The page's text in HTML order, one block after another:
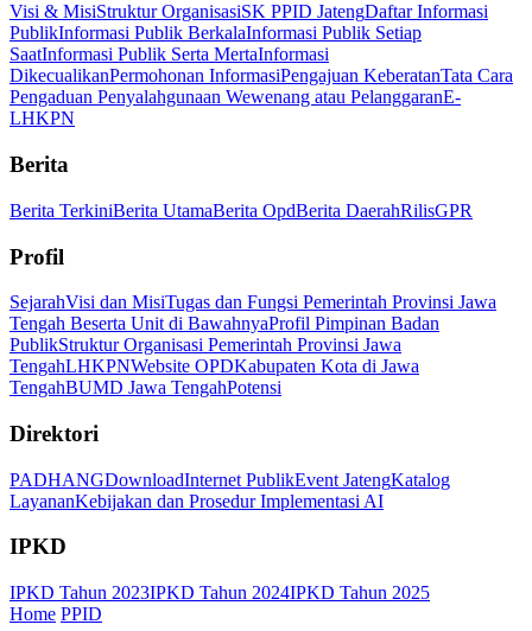
Visi & MisiStruktur OrganisasiSK PPID JatengDaftar Informasi
PublikInformasi Publik BerkalaInformasi Publik Setiap
SaatInformasi Publik Serta MertaInformasi
DikecualikanPermohonan InformasiPengajuan KeberatanTata Cara
Pengaduan Penyalahgunaan Wewenang atau PelanggaranE-
LHKPN
Berita
Berita TerkiniBerita UtamaBerita OpdBerita DaerahRilisGPR
Profil
SejarahVisi dan MisiTugas dan Fungsi Pemerintah Provinsi Jawa
Tengah Beserta Unit di BawahnyaProfil Pimpinan Badan
PublikStruktur Organisasi Pemerintah Provinsi Jawa
TengahLHKPNWebsite OPDKabupaten Kota di Jawa
TengahBUMD Jawa TengahPotensi
Direktori
PADHANGDownloadInternet PublikEvent JatengKatalog
LayananKebijakan dan Prosedur Implementasi AI
IPKD
IPKD Tahun 2023IPKD Tahun 2024IPKD Tahun 2025
Home PPID